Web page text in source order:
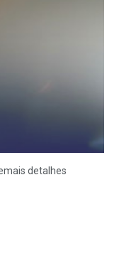
detalhes